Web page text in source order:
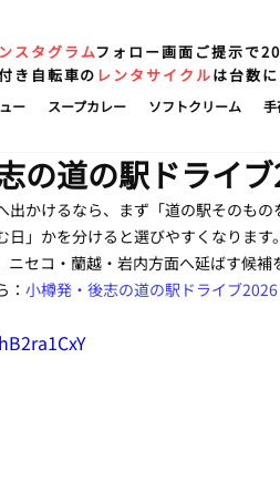
スタグラムフォロー画面ご提示で
き自転車の レンタサイクルは台数
ー スープカレー ソフトクリーム 手
の道の駅ドライ
出かけるなら、まず「道の駅そのも
日」かを分けると選びやすくなりま
ニセコ・蘭越・岩内方面へ延ばす候
： 小樽発・後志の道の駅ドライブ2026